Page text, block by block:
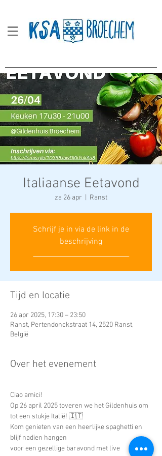
Italiaanse Eetavond
za 26 apr Ranst
Schrijf je in via de link in de
beschrijving
___________________________
Tijd en locatie
26 apr 2025, 17:30 – 23:50
Ranst, Pertendonckstraat 14, 2520 Ranst,
België
Over het evenement
Ciao amici!
Op 26 april 2025 toveren we het Gildenhuis om
tot een stukje Italië! 🇮🇹
Kom genieten van een heerlijke spaghetti en
blijf nadien hangen
voor een gezellige baravond met live